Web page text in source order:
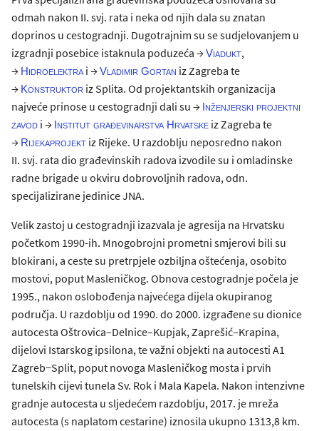
odmah nakon II. svj. rata i neka od njih dala su znatan
doprinos u cestogradnji. Dugotrajnim su se sudjelovanjem u
izgradnji posebice istaknula poduzeća →Viadukt,
→ Hidroelektrai →Vladimir Gortan iz Zagreba te
→ Konstruktor iz Splita. Od projektantskih organizacija
najveće prinose u cestogradnji dali su → Inženjerski projektni
zavod i → Institut građevinarstva Hrvatske iz Zagreba te
→ Rijekaprojekt iz Rijeke. U razdoblju neposredno nakon
II. svj. rata dio građevinskih radova izvodile su i omladinske
radne brigade u okviru dobrovoljnih radova, odn.
specijalizirane jedinice JNA.
Velik zastoj u cestogradnji izazvala je agresija na Hrvatsku
početkom 1990-ih. Mnogobrojni prometni smjerovi bili su
blokirani, a ceste su pretrpjele ozbiljna oštećenja, osobito
mostovi, poput Masleničkog. Obnova cestogradnje počela je
1995., nakon oslobođenja najvećega dijela okupiranog
područja. U razdoblju od 1990. do 2000. izgrađene su dionice
autocesta Oštrovica–Delnice–Kupjak, Zaprešić–Krapina,
dijelovi Istarskog ipsilona, te važni objekti na autocesti A1
Zagreb−Split, poput novoga Masleničkog mosta i prvih
tunelskih cijevi tunela Sv. Rok i Mala Kapela. Nakon intenzivne
gradnje autocesta u sljedećem razdoblju, 2017. je mreža
autocesta (s naplatom cestarine) iznosila ukupno 1313,8 km.